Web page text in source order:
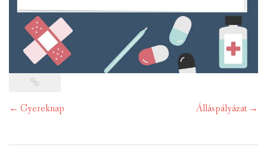
Post
← Gyereknap Álláspályázat →